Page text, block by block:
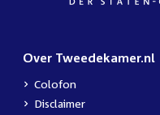
Over Tweedekamer.nl
Colofon
Disclaimer